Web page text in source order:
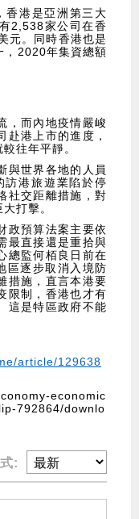
香港是亞洲第三大
2,538家公司在香
元。同時香港也是
，2020年集資總額
，而內地疫情嚴峻
赴港上市的進度，
往年平靜。
與世界各地的人員
訪港旅遊業陷於停
社交距離措施，對
打擊。
政預算法案主要依
最直接還是重拾與
總監何栢良日前在
區逐步取消入境防
措施，直言本港要
限制，香港也才有
這是特區政府不能
article/129638
economic
792864/downlo
: